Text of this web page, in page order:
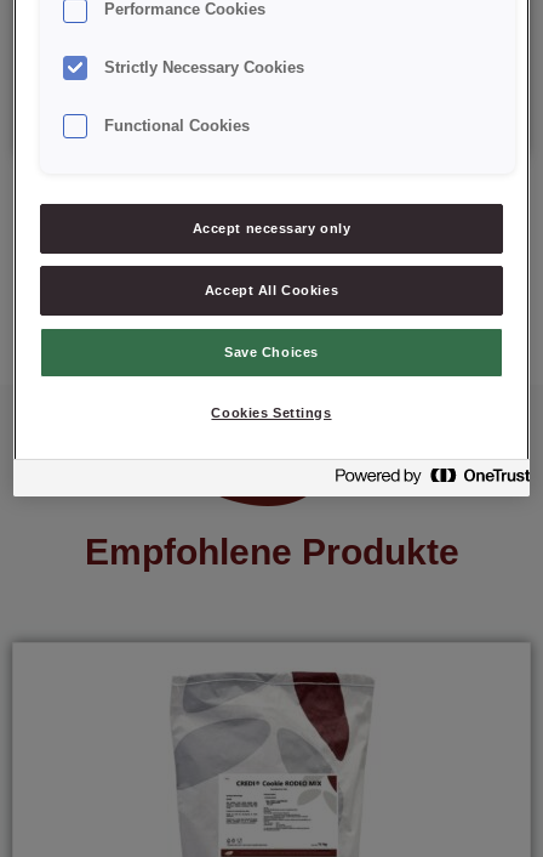
Details
PRODUKT ANFRAGEN
Empfohlene Produkte
Performance Cookies
Strictly Necessary Cookies
Functional Cookies
Accept necessary only
Accept All Cookies
Save Choices
Cookies Settings